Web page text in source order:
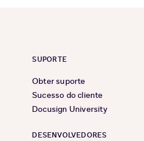
SUPORTE
Obter suporte
Sucesso do cliente
Docusign University
DESENVOLVEDORES